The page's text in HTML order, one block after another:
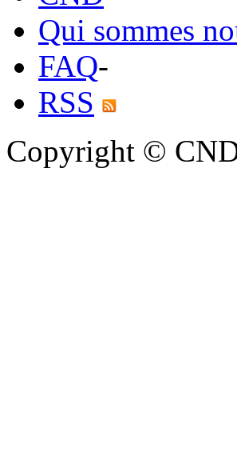
Qui sommes
FAQ-
RSS
Copyright ©